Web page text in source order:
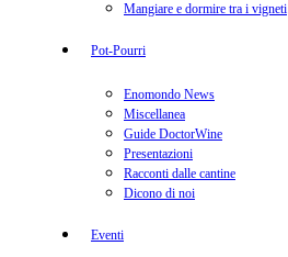
Mangiare e dormire tra i vigneti
Pot-Pourri
Enomondo News
Miscellanea
Guide DoctorWine
Presentazioni
Racconti dalle cantine
Dicono di noi
Eventi